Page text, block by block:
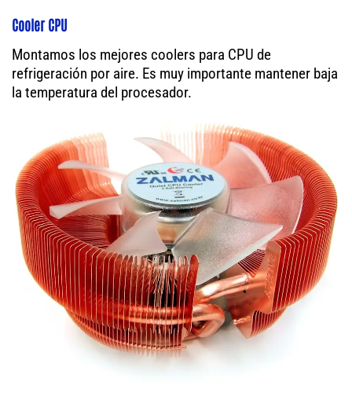
Cooler CPU
Montamos los mejores coolers para CPU de
refrigeración por aire. Es muy importante mantener baja
la temperatura del procesador.